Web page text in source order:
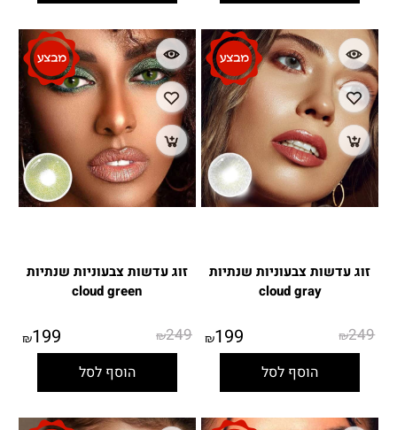
זוג עדשות צבעוניות שנתיות
cloud gray
₪249
₪199
הוסף לסל
זוג עדשות צבעוניות שנתיות
cloud green
₪249
₪199
הוסף לסל